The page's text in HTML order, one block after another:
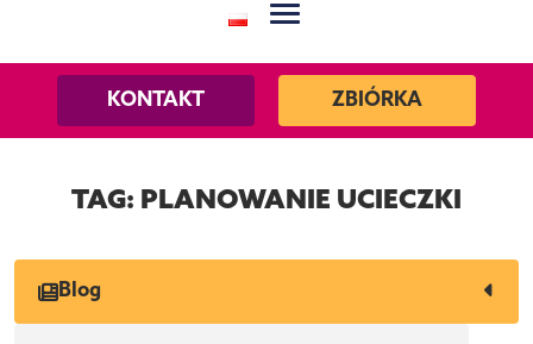
KONTAKT ZBIÓRKA
TAG: PLANOWANIE UCIECZKI
Blog